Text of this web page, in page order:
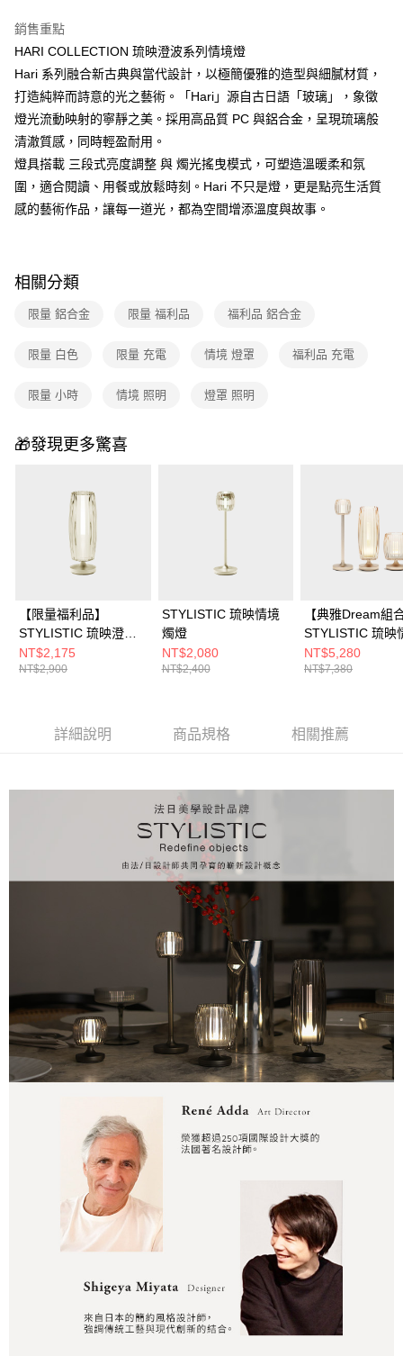
運送方式
每筆NT$100，滿NT$999(含以上)免運費
付款後門市自取
免運費
銷售重點
HARI COLLECTION 琉映澄波系列情境燈
Hari 系列融合新古典與當代設計，以極簡優雅的造型與細膩材質，
打造純粹而詩意的光之藝術。「Hari」源自古日語「玻璃」，象徵
燈光流動映射的寧靜之美。採用高品質 PC 與鋁合金，呈現琉璃般
清澈質感，同時輕盈耐用。
燈具搭載 三段式亮度調整 與 燭光搖曳模式，可塑造溫暖柔和氛
圍，適合閱讀、用餐或放鬆時刻。Hari 不只是燈，更是點亮生活質
感的藝術作品，讓每一道光，都為空間增添溫度與故事。
相關分類
限量 鋁合金 限量 福利品 福利品 鋁合金
限量 白色 限量 充電 情境 燈罩 福利品 充電
限量 小時 情境 照明 燈罩 照明
🎁發現更多驚喜
【限量福利品】
STYLISTIC 琉映澄波
情境燈 L
NT$2,175
NT$2,900
STYLISTIC 琉映情境
燭燈
NT$2,080
NT$2,400
【典雅Dream組
STYLISTIC 琉映
燭燈+ 琉映澄波
M+L
NT$5,280
NT$7,380
詳細說明 商品規格 相關推薦